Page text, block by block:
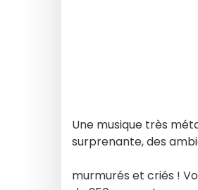
Une musique très
surprenante, des
murmurés et criés !